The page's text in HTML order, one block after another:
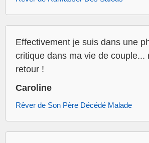
Effectivement je suis dans une
critique dans ma vie de couple...
retour !
Caroline
Rêver de Son Père Décédé Malade